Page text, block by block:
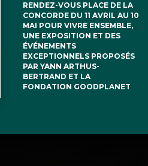
RENDEZ-VOUS PLACE DE LA
CONCORDE DU 11 AVRIL AU 10
MAI POUR VIVRE ENSEMBLE,
UNE EXPOSITION ET DES
ÉVÉNEMENTS
EXCEPTIONNELS PROPOSÉS
PAR YANN ARTHUS-
BERTRAND ET LA
FONDATION GOODPLANET